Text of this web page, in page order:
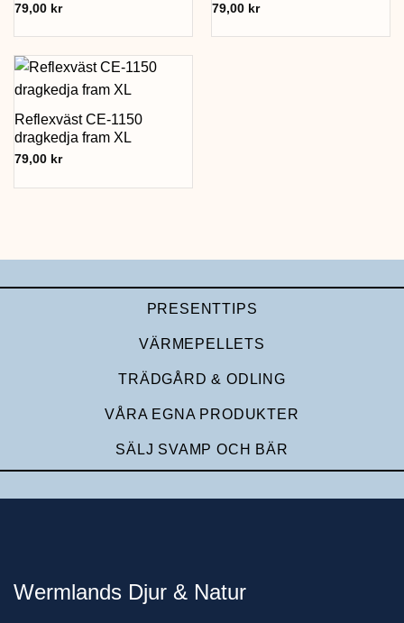
79,00 kr 79,00 kr
Reflexväst CE-1150
dragkedja fram XL
79,00 kr
PRESENTTIPS
VÄRMEPELLETS
TRÄDGÅRD & ODLING
VÅRA EGNA PRODUKTER
SÄLJ SVAMP OCH BÄR
Wermlands Djur & Natur